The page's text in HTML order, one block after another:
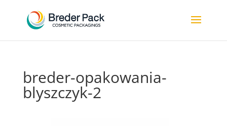
breder-opakowania-
blyszczyk-2